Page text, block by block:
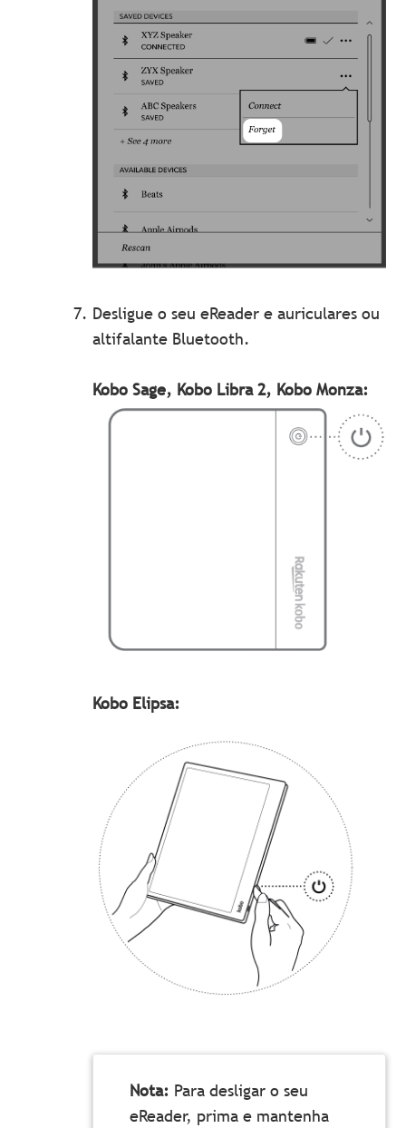
Desligue o seu eReader e auriculares ou
altifalante Bluetooth.
Kobo Sage, Kobo Libra 2, Kobo Monza:
Kobo Elipsa:
Nota: Para desligar o seu
eReader, prima e mantenha